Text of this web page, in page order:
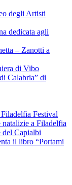
degli Artisti
dedicata agli
– Zanotti a
di Vibo
Calabria” di
Festival
natalizie a Filadelfia
del Capialbi
il libro “Portami